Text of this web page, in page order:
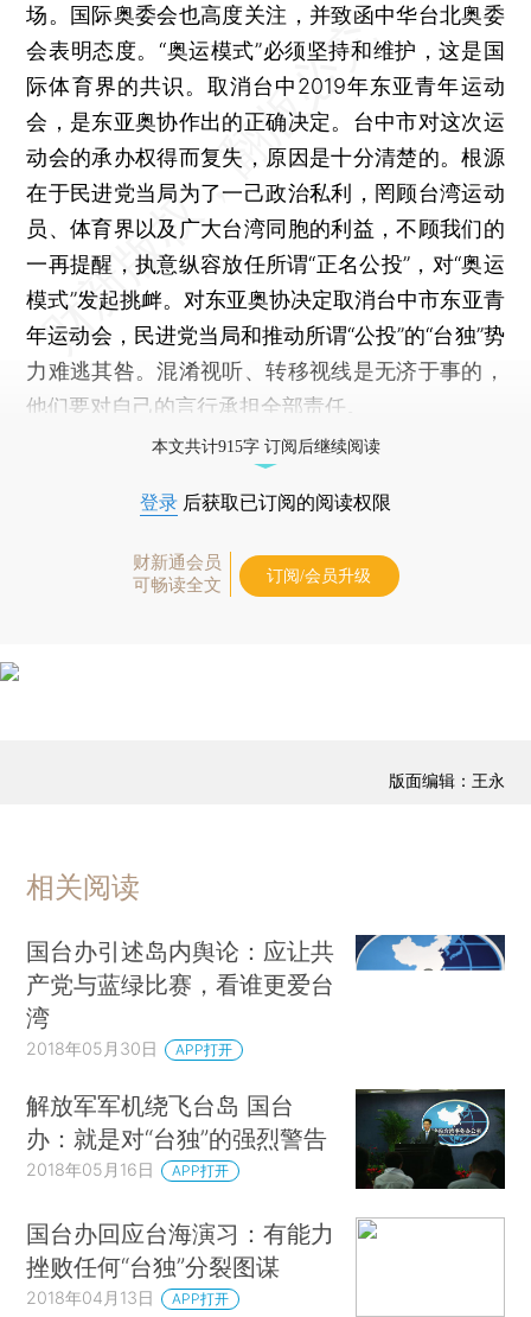
场。国际奥委会也高度关注，并致函中华台北奥委
会表明态度。“奥运模式”必须坚持和维护，这是国
际体育界的共识。取消台中2019年东亚青年运动
会，是东亚奥协作出的正确决定。台中市对这次运
动会的承办权得而复失，原因是十分清楚的。根源
在于民进党当局为了一己政治私利，罔顾台湾运动
员、体育界以及广大台湾同胞的利益，不顾我们的
一再提醒，执意纵容放任所谓“正名公投”，对“奥运
模式”发起挑衅。对东亚奥协决定取消台中市东亚青
年运动会，民进党当局和推动所谓“公投”的“台独”势
力难逃其咎。混淆视听、转移视线是无济于事的，
他们要对自己的言行承担全部责任。
本文共计915字 订阅后继续阅读
登录 后获取已订阅的阅读权限
财新通会员
可畅读全文
订阅/会员升级
版面编辑：王永
相关阅读
国台办引述岛内舆论：应让共
产党与蓝绿比赛，看谁更爱台
湾
2018年05月30日 APP打开
解放军军机绕飞台岛 国台
办：就是对“台独”的强烈警告
2018年05月16日 APP打开
国台办回应台海演习：有能力
挫败任何“台独”分裂图谋
2018年04月13日 APP打开